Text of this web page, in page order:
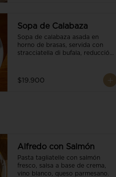
Sopa de Calabaza
Sopa de calabaza asada en
horno de brasas, servida con
stracciatella di bufala, reducción
$19.900
Alfredo con Salmón
Pasta tagliatelle con salmón
fresco, salsa a base de crema,
vino blanco, queso parmesano.